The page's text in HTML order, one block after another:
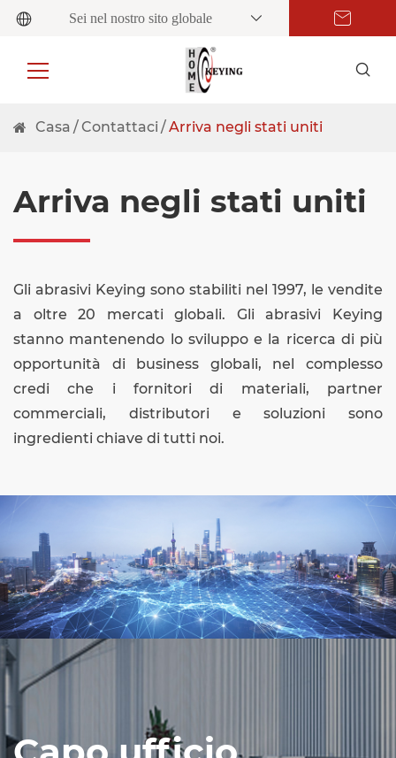
Sei nel nostro sito globale
Casa Contattaci Arriva negli stati uniti
Arriva negli stati uniti
Gli abrasivi Keying sono stabiliti nel 1997, le vendite
a oltre 20 mercati globali. Gli abrasivi Keying
stanno mantenendo lo sviluppo e la ricerca di più
opportunità di business globali, nel complesso
credi che i fornitori di materiali, partner
commerciali, distributori e soluzioni sono
ingredienti chiave di tutti noi.